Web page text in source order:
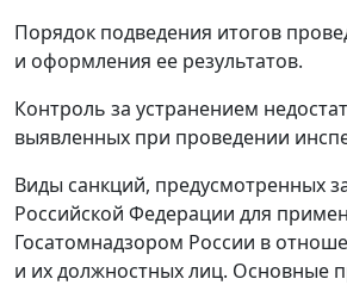
Порядок подведения итогов
и оформления ее результатов.
Контроль за устранением
выявленных при проведении
Виды санкций, предусмотренных
Российской Федерации для
Госатомнадзором России в
и их должностных лиц. Основные